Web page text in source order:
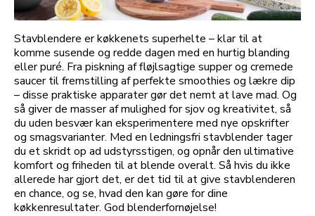
Stavblendere er køkkenets superhelte – klar til at
komme susende og redde dagen med en hurtig blanding
eller puré. Fra piskning af fløjlsagtige supper og cremede
saucer til fremstilling af perfekte smoothies og lækre dip
– disse praktiske apparater gør det nemt at lave mad. Og
så giver de masser af mulighed for sjov og kreativitet, så
du uden besvær kan eksperimentere med nye opskrifter
og smagsvarianter. Med en ledningsfri stavblender tager
du et skridt op ad udstyrsstigen, og opnår den ultimative
komfort og friheden til at blende overalt. Så hvis du ikke
allerede har gjort det, er det tid til at give stavblenderen
en chance, og se, hvad den kan gøre for dine
køkkenresultater. God blenderfornøjelse!